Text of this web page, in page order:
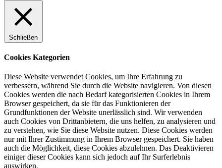
Schließen
Cookies Kategorien
Diese Website verwendet Cookies, um Ihre Erfahrung zu
verbessern, während Sie durch die Website navigieren. Von diesen
Cookies werden die nach Bedarf kategorisierten Cookies in Ihrem
Browser gespeichert, da sie für das Funktionieren der
Grundfunktionen der Website unerlässlich sind. Wir verwenden
auch Cookies von Drittanbietern, die uns helfen, zu analysieren und
zu verstehen, wie Sie diese Website nutzen. Diese Cookies werden
nur mit Ihrer Zustimmung in Ihrem Browser gespeichert. Sie haben
auch die Möglichkeit, diese Cookies abzulehnen. Das Deaktivieren
einiger dieser Cookies kann sich jedoch auf Ihr Surferlebnis
auswirken.